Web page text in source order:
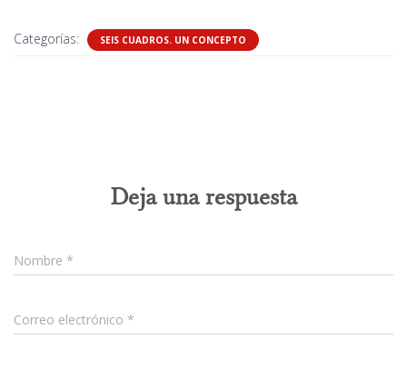
Categorías: SEIS CUADROS. UN CONCEPTO
Deja una respuesta
Nombre *
Correo electrónico *